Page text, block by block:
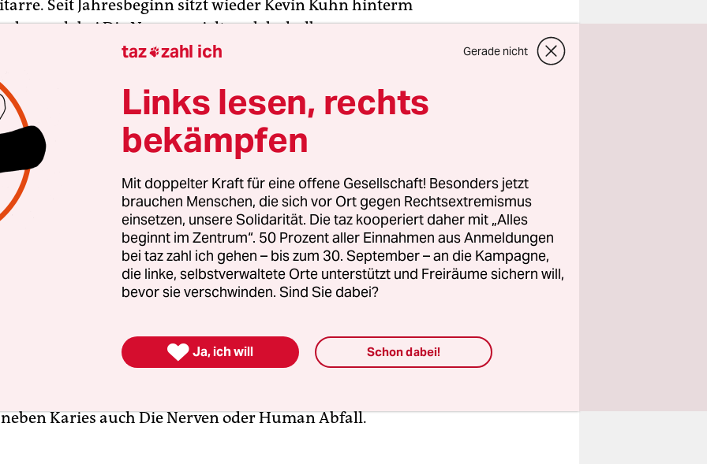
Seit Jahresbeginn sitzt wieder Kevin Kuhn hinterm
der auch bei Die Nerven spielt und deshalb wegen
einige Male abgelöst werden musste. Benjamin, Max und
schon vor acht, neun Jahren in einem
in der schwäbischen Provinz.
Benjamin Kevin kennen, der gerade in einem
Bahnwaggon in Stuttgart eine Veranstaltungsreihe mit
Namen „Trashivals“ organisierte. Dahinter
„niedrigschwelliger Konzerte“. Das heißt: Statt lange im
zu tüfteln, sollten alle frei drauflosspielen. So fand auch
von Karies statt.
sind als Zwischennutzung im Rahmen von Stuttgart 21
will, und dann lief das.“ Es war ein „eigenes Biotop“,
Ort der letzten Jahre für laute, abseitige Musik in
Karies auch Die Nerven oder Human Abfall.
taz zahl ich Gerade nicht
Links lesen, rechts
bekämpfen
Mit doppelter Kraft für eine offene Gesellschaft! Besonders jetzt
brauchen Menschen, die sich vor Ort gegen Rechtsextremismus
einsetzen, unsere Solidarität. Die taz kooperiert daher mit „Alles
beginnt im Zentrum“. 50 Prozent aller Einnahmen aus Anmeldungen
bei taz zahl ich gehen – bis zum 30. September – an die Kampagne,
die linke, selbstverwaltete Orte unterstützt und Freiräume sichern will,
bevor sie verschwinden. Sind Sie dabei?
 Ja, ich will Schon dabei!